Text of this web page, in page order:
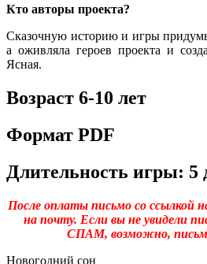
Кто авторы проекта?
Сказочную историю и игры
а оживляла героев проекта и
Ясная.
Возраст 6-10 лет
Формат PDF
Длительность игры: 5
После оплаты письмо со ссылкой
на почту. Если вы не увидели
СПАМ, возможно,
Новогодний сон